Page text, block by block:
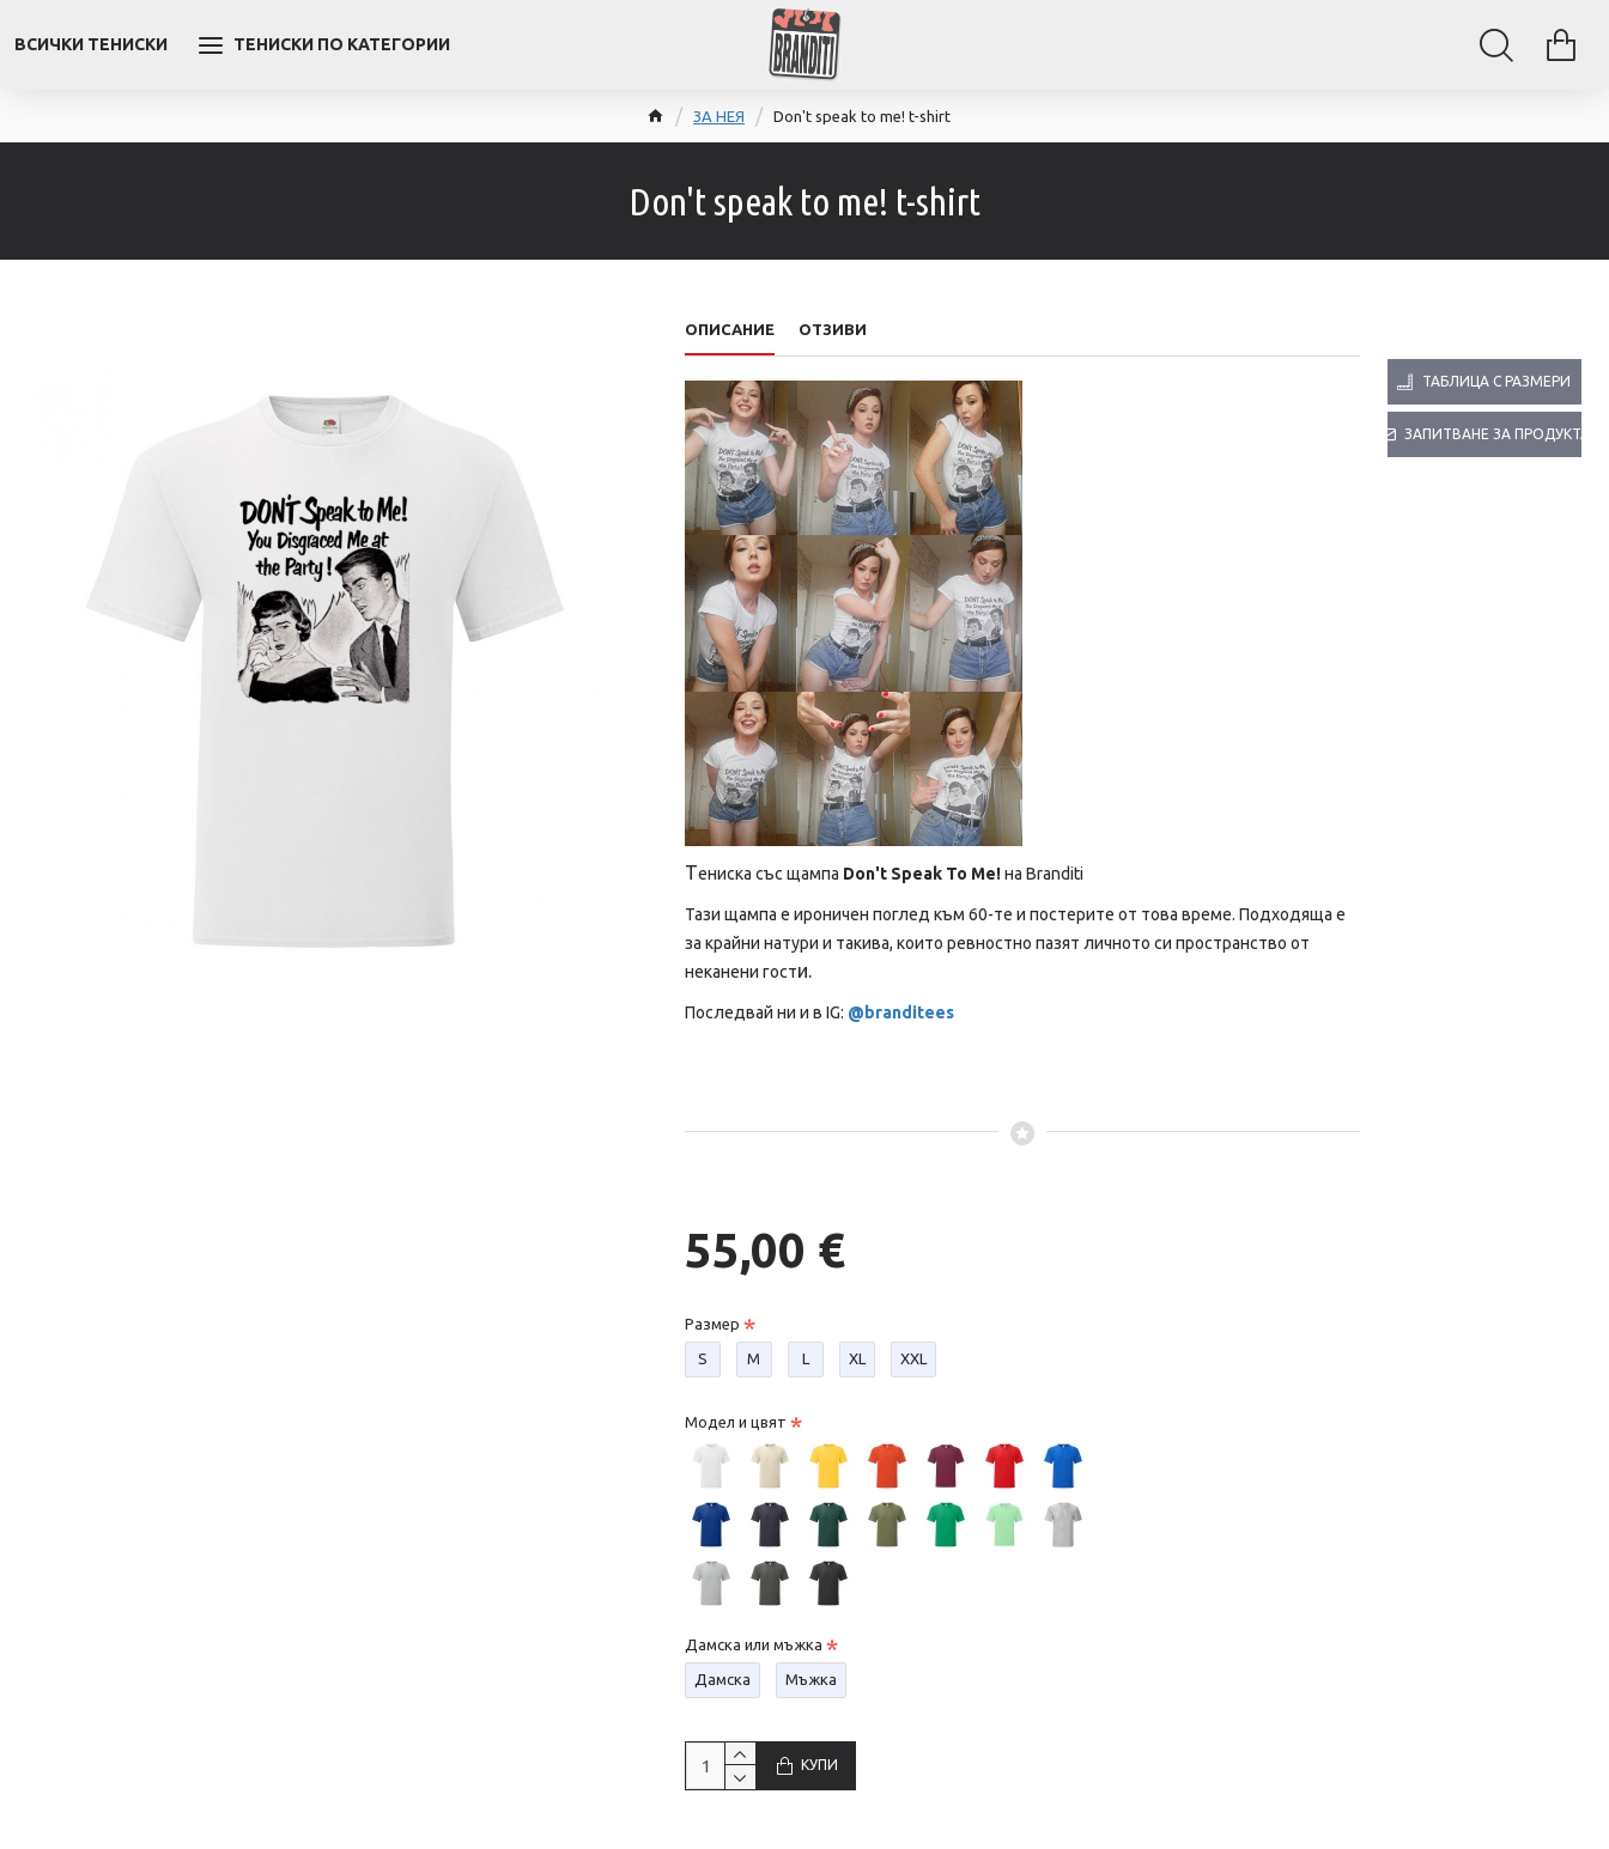
ВСИЧКИ ТЕНИСКИ ТЕНИСКИ ПО КАТЕГОРИИ
ЗА НЕЯ Don't speak to me! t-shirt
Don't speak to me! t-shirt
ОПИСАНИЕ ОТЗИВИ
Тениска със щампа Don't Speak To Me!на Branditi
Тази щампа е ироничен поглед към 60-те и постерите от това време. Подходяща е
за крайни натури и такива, които ревностно пазят личното си пространство от
неканени гости.
Последвай ни и в IG: @branditees
ТАБЛИЦА С РАЗМЕРИ
ЗАПИТВАНЕ ЗА ПРОДУКТА
55,00 €
Размер
S М L XL XXL
Модел и цвят
Дамска или мъжка
Дамска Мъжка
КУПИ